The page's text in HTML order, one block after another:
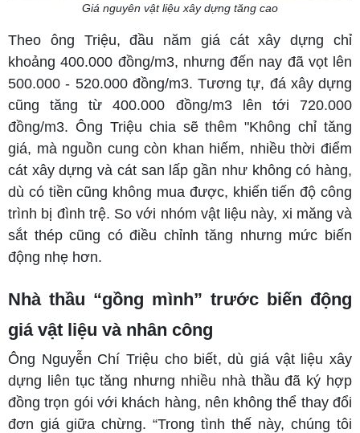
Giá nguyên vật liệu xây dựng tăng cao
Theo ông Triệu, đầu năm giá cát xây dựng chỉ
khoảng 400.000 đồng/m3, nhưng đến nay đã vọt lên
500.000 - 520.000 đồng/m3. Tương tự, đá xây dựng
cũng tăng từ 400.000 đồng/m3 lên tới 720.000
đồng/m3. Ông Triệu chia sẽ thêm "Không chỉ tăng
giá, mà nguồn cung còn khan hiếm, nhiều thời điểm
cát xây dựng và cát san lấp gần như không có hàng,
dù có tiền cũng không mua được, khiến tiến độ công
trình bị đình trệ. So với nhóm vật liệu này, xi măng và
sắt thép cũng có điều chỉnh tăng nhưng mức biến
động nhẹ hơn.
Nhà thầu “gồng mình” trước biến động
giá vật liệu và nhân công
Ông Nguyễn Chí Triệu cho biết, dù giá vật liệu xây
dựng liên tục tăng nhưng nhiều nhà thầu đã ký hợp
đồng trọn gói với khách hàng, nên không thể thay đổi
đơn giá giữa chừng. “Trong tình thế này, chúng tôi